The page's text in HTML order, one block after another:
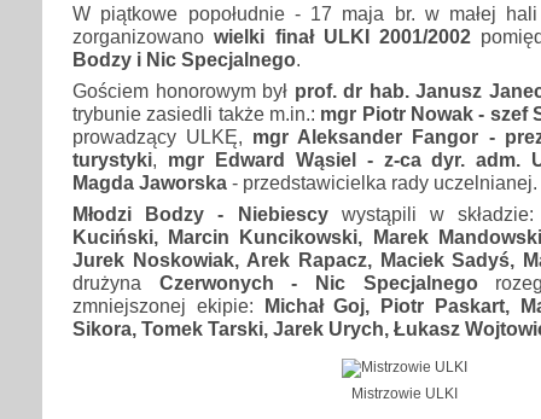
W piątkowe popołudnie - 17 maja br. w małej
zorganizowanowielki finał ULKI 2001/2002
Bodzy i Nic Specjalnego.
Gościem honorowym był prof. dr hab. Janusz
trybunie zasiedli także m.in.: mgr Piotr Nowak - szef
prowadzący ULKĘ, mgr Aleksander Fangor -
turystyki, mgr Edward Wąsiel - z-ca dyr. adm.
Magda Jaworska - przedstawicielka rady uczelnianej.
Młodzi Bodzy - Niebiescywystąpili w
Kuciński, Marcin Kuncikowski, Marek
Jurek Noskowiak, Arek Rapacz, Maciek Sadyś,
drużyna Czerwonych - Nic Specjalnego
zmniejszonej ekipie: Michał Goj, Piotr Paskart,
Sikora, Tomek Tarski, Jarek Urych, Łukasz
Mistrzowie ULKI